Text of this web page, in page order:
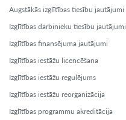
Augstākās izglītības tiesību jautājumi
Izglītības darbinieku tiesību jautājumi
Izglītības finansējuma jautājumi
Izglītības iestāžu licencēšana
Izglītības iestāžu regulējums
Izglītības iestāžu reorganizācija
Izglītības programmu akreditācija